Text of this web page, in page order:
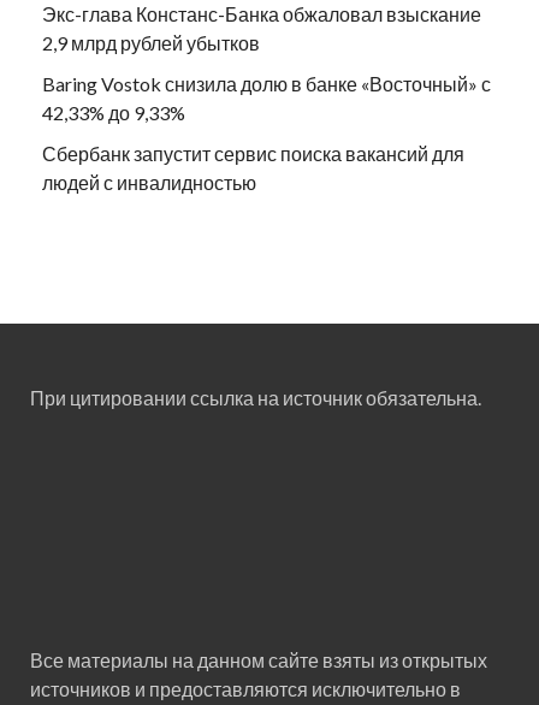
Экс-глава Констанс-Банка обжаловал взыскание
2,9 млрд рублей убытков
Baring Vostok снизила долю в банке «Восточный» с
42,33% до 9,33%
Сбербанк запустит сервис поиска вакансий для
людей с инвалидностью
При цитировании ссылка на источник обязательна.
Все материалы на данном сайте взяты из открытых
источников и предоставляются исключительно в